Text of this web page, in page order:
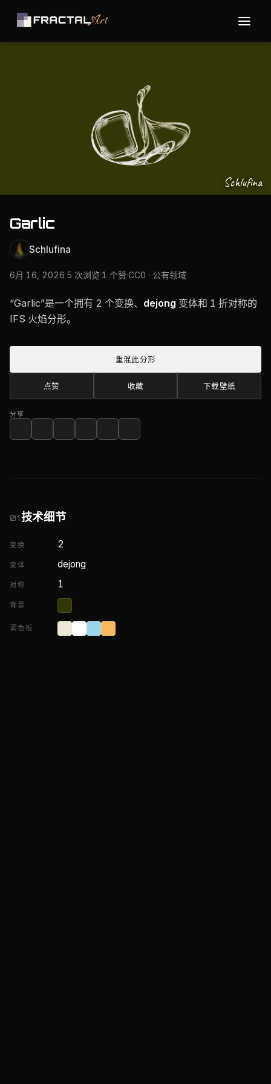
Schlufina
Garlic
Schlufina
6月 16, 2026·5 次浏览·1 个赞·CC0 · 公有领域
“Garlic”是一个拥有 2 个变换、 dejong 变体和 1 折对称的
IFS 火焰分形。
重混此分形
点赞 收藏 下载壁纸
分享
01技术细节
变换 2
变体 dejong
对称 1
背景
调色板